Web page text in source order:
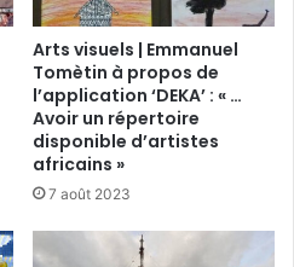
Arts visuels | Emmanuel
Tomètin à propos de
l’application ‘DEKA’ : « …
Avoir un répertoire
disponible d’artistes
africains »
7 août 2023